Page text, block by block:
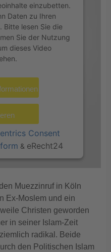
einzubetten.
Daten zu Ihren
Bitte lesen Sie die
Sie der Nutzung
dieses Video
Consent
& eRecht24
Muezzinruf in Köln
Ex-Moslem und ein
Christen geworden
in seiner Islam-Zeit
radikal. Beide
den Politischen Islam